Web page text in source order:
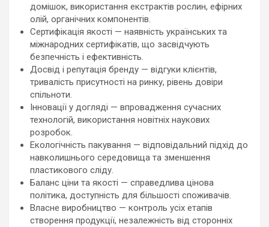
домішок, використання екстрактів рослин, ефірних
олій, органічних компонентів.
Сертифікація якості — наявність українських та
міжнародних сертифікатів, що засвідчують
безпечність і ефективність.
Досвід і репутація бренду — відгуки клієнтів,
тривалість присутності на ринку, рівень довіри
спільноти.
Інновації у догляді — впровадження сучасних
технологій, використання новітніх наукових
розробок.
Екологічність пакування — відповідальний підхід до
навколишнього середовища та зменшення
пластикового сліду.
Баланс ціни та якості — справедлива цінова
політика, доступність для більшості споживачів.
Власне виробництво — контроль усіх етапів
створення продукції, незалежність від сторонніх